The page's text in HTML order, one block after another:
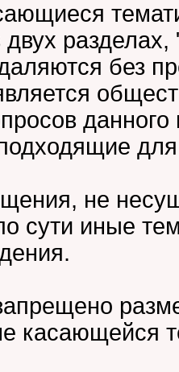
без
данного
для
не
сути иные
касающейся